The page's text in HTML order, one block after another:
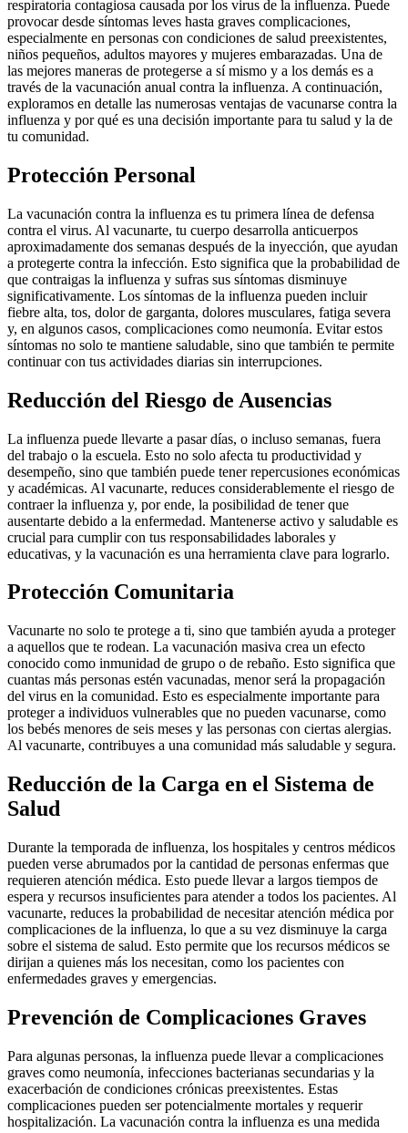
respiratoria contagiosa causada por los virus de la influenza. Puede
provocar desde síntomas leves hasta graves complicaciones,
especialmente en personas con condiciones de salud preexistentes,
niños pequeños, adultos mayores y mujeres embarazadas. Una de
las mejores maneras de protegerse a sí mismo y a los demás es a
través de la vacunación anual contra la influenza. A continuación,
exploramos en detalle las numerosas ventajas de vacunarse contra la
influenza y por qué es una decisión importante para tu salud y la de
tu comunidad.
Protección Personal
La vacunación contra la influenza es tu primera línea de defensa
contra el virus. Al vacunarte, tu cuerpo desarrolla anticuerpos
aproximadamente dos semanas después de la inyección, que ayudan
a protegerte contra la infección. Esto significa que la probabilidad de
que contraigas la influenza y sufras sus síntomas disminuye
significativamente. Los síntomas de la influenza pueden incluir
fiebre alta, tos, dolor de garganta, dolores musculares, fatiga severa
y, en algunos casos, complicaciones como neumonía. Evitar estos
síntomas no solo te mantiene saludable, sino que también te permite
continuar con tus actividades diarias sin interrupciones.
Reducción del Riesgo de Ausencias
La influenza puede llevarte a pasar días, o incluso semanas, fuera
del trabajo o la escuela. Esto no solo afecta tu productividad y
desempeño, sino que también puede tener repercusiones económicas
y académicas. Al vacunarte, reduces considerablemente el riesgo de
contraer la influenza y, por ende, la posibilidad de tener que
ausentarte debido a la enfermedad. Mantenerse activo y saludable es
crucial para cumplir con tus responsabilidades laborales y
educativas, y la vacunación es una herramienta clave para lograrlo.
Protección Comunitaria
Vacunarte no solo te protege a ti, sino que también ayuda a proteger
a aquellos que te rodean. La vacunación masiva crea un efecto
conocido como inmunidad de grupo o de rebaño. Esto significa que
cuantas más personas estén vacunadas, menor será la propagación
del virus en la comunidad. Esto es especialmente importante para
proteger a individuos vulnerables que no pueden vacunarse, como
los bebés menores de seis meses y las personas con ciertas alergias.
Al vacunarte, contribuyes a una comunidad más saludable y segura.
Reducción de la Carga en el Sistema de
Salud
Durante la temporada de influenza, los hospitales y centros médicos
pueden verse abrumados por la cantidad de personas enfermas que
requieren atención médica. Esto puede llevar a largos tiempos de
espera y recursos insuficientes para atender a todos los pacientes. Al
vacunarte, reduces la probabilidad de necesitar atención médica por
complicaciones de la influenza, lo que a su vez disminuye la carga
sobre el sistema de salud. Esto permite que los recursos médicos se
dirijan a quienes más los necesitan, como los pacientes con
enfermedades graves y emergencias.
Prevención de Complicaciones Graves
Para algunas personas, la influenza puede llevar a complicaciones
graves como neumonía, infecciones bacterianas secundarias y la
exacerbación de condiciones crónicas preexistentes. Estas
complicaciones pueden ser potencialmente mortales y requerir
hospitalización. La vacunación contra la influenza es una medida